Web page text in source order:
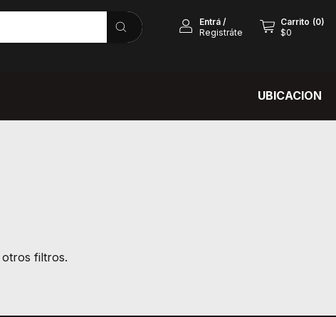
Entrá/
Registráte
Carrito (0)
$0
UBICACION
filtros.